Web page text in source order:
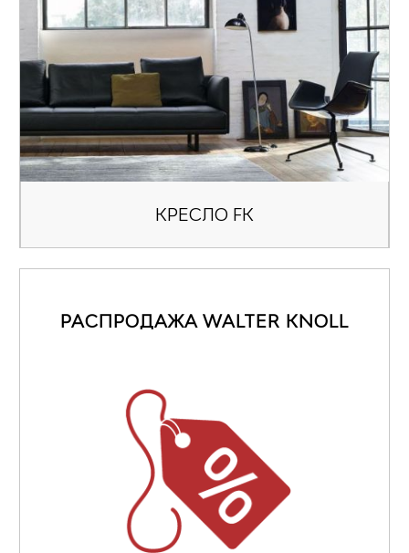
КРЕСЛО FK
РАСПРОДАЖА WALTER KNOLL